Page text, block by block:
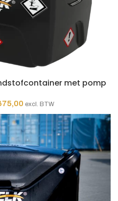
met pomp
Huidige
prijs
is:
€675,00.
excl. BTW